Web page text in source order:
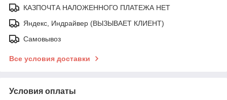
КАЗПОЧТА НАЛОЖЕННОГО ПЛАТЕЖА НЕТ
Яндекс, Индрайвер (ВЫЗЫВАЕТ КЛИЕНТ)
Самовывоз
Все условия доставки
Условия оплаты